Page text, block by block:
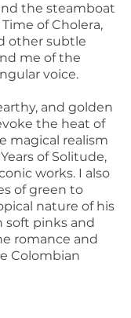
the steamboat
of Cholera,
other subtle
me of the
voice.
and golden
the heat of
magical realism
of Solitude,
works. I also
of green to
nature of his
soft pinks and
romance and
Colombian